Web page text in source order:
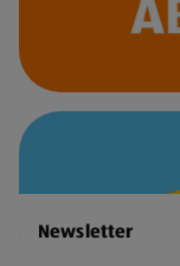
Newsletter